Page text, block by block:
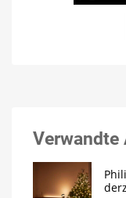
Verwandte